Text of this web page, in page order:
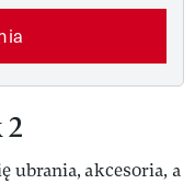
ubrania, akcesoria, a